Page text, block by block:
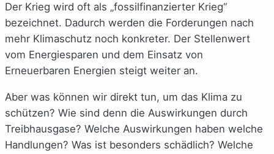
Der Krieg wird oft als „fossilfinanzierter Krieg“
bezeichnet. Dadurch werden die Forderungen nach
mehr Klimaschutz noch konkreter. Der Stellenwert
vom Energiesparen und dem Einsatz von
Erneuerbaren Energien steigt weiter an.
Aber was können wir direkt tun, um das Klima zu
schützen? Wie sind denn die Auswirkungen durch
Treibhausgase? Welche Auswirkungen haben welche
Handlungen? Was ist besonders schädlich? Welche